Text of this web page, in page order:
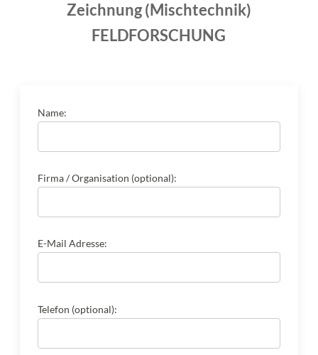
Zeichnung (Mischtechnik)
FELDFORSCHUNG
Name:
Firma / Organisation (optional):
E-Mail Adresse:
Telefon (optional):